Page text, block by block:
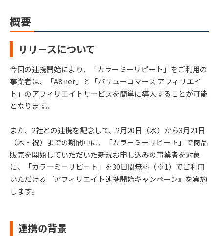
概要
リリースについて
今回の連携開始により、「カラーミーリピート」をご利用の
事業者は、「A8.net」と「バリューコマース アフィリエイ
ト」のアフィリエイトサービスを簡単に導入することが可能
となります。
また、2社との連携を記念して、2月20日（水）から3月21日
（木・祝）までの期間中に、「カラーミーリピート」で商品
販売を開始していただいた新規お申し込みの事業者を対象
に、「カラーミーリピート」を30日間無料（※1）でご利用
いただける『アフィリエイト連携開始キャンペーン』を実施
します。
連携の背景